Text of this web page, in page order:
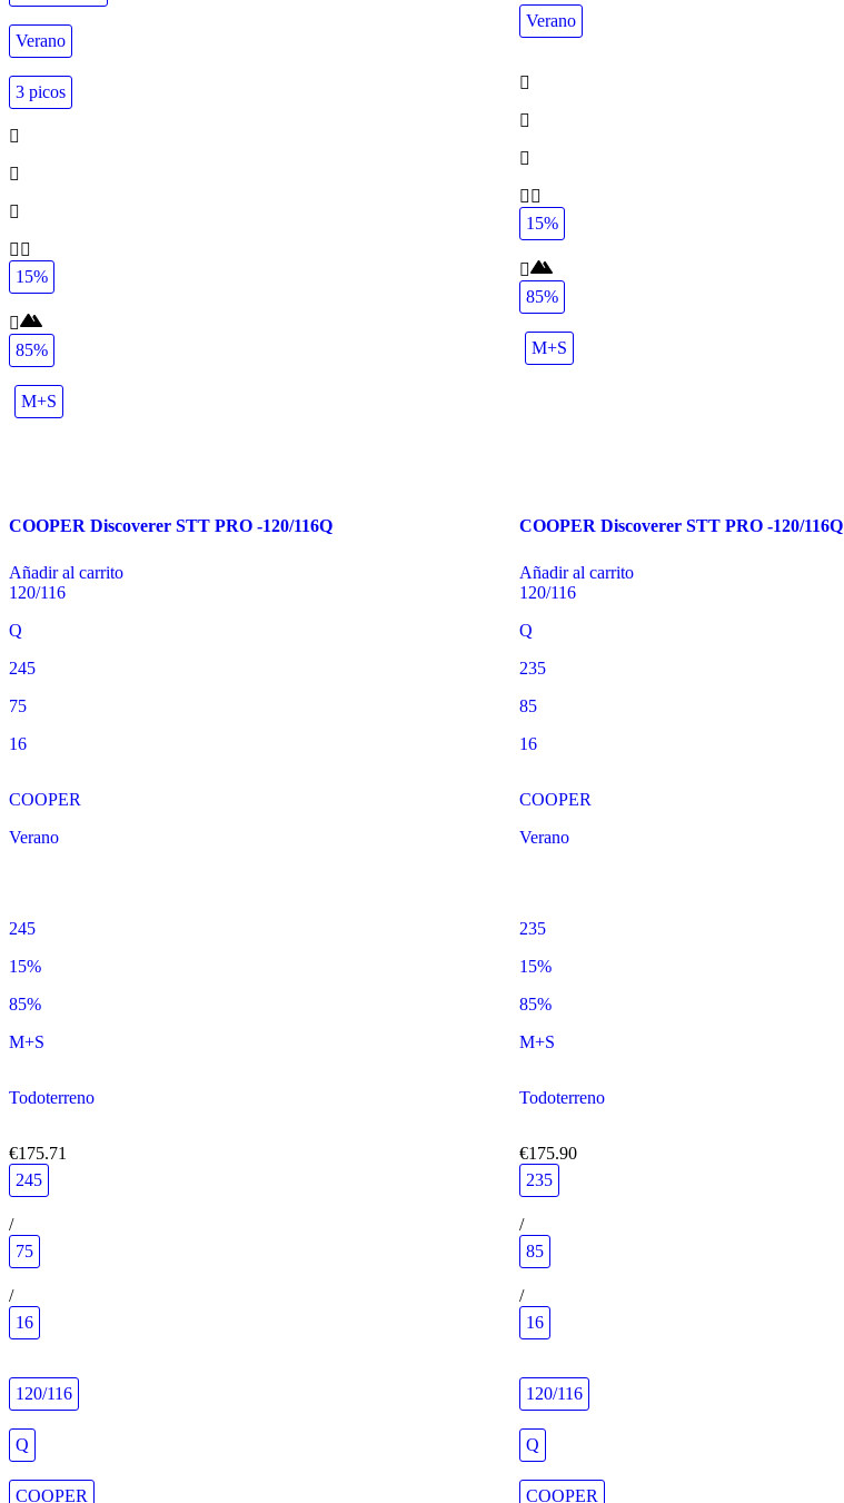
Verano
3 picos
15%
85%
M+S
Verano
15%
85%
M+S
COOPER Discoverer STT PRO -120/116Q
Añadir al carrito
120/116
Q
245
75
16
COOPER
Verano
245
15%
85%
M+S
Todoterreno
€175.71
245
/
75
/
16
120/116
Q
COOPER
COOPER Discoverer STT PRO -120/116Q
Añadir al carrito
120/116
Q
235
85
16
COOPER
Verano
235
15%
85%
M+S
Todoterreno
€175.90
235
/
85
/
16
120/116
Q
COOPER